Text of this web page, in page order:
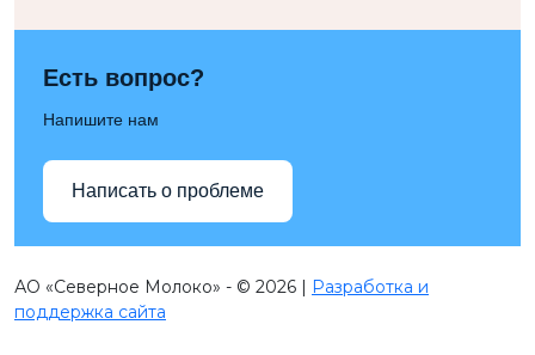
Есть вопрос?
Напишите нам
Написать о проблеме
АО «Северное Молоко» - © 2026 | Разработка и
поддержка сайта